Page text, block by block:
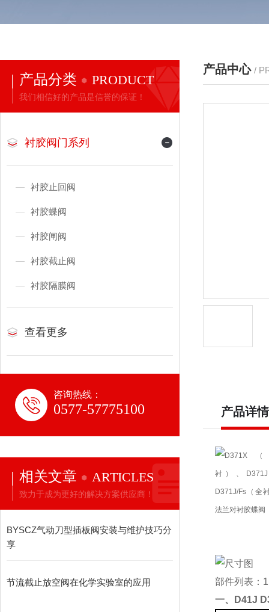
产品分类 PRODUCT
我们相信好的产品是信誉的保证！
衬胶阀门系列
衬胶止回阀
衬胶蝶阀
衬胶闸阀
衬胶截止阀
衬胶隔膜阀
查看更多
咨询热线：
0577-57775100
相关文章 ARTICLES
致力于成为更好的解决方案供应商！
BYSCZ气动刀型插板阀安装与维护技巧分
享
节流截止放空阀在化学实验室的应用
产品中心 /
产品详情
部件列表：
一、D41J